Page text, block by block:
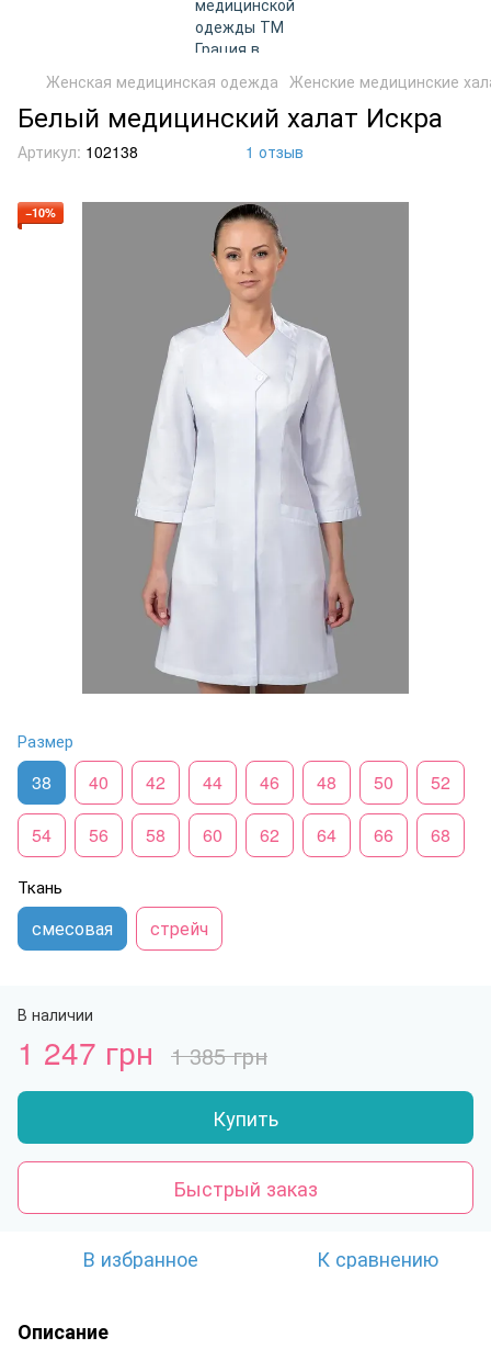
Женская медицинская одежда Женские медицинские
Белый медицинский халат Искра
Артикул: 102138 1 отзыв
−10%
Размер
38 40 42 44 46 48 50 52
54 56 58 60 62 64 66 68
Ткань
смесовая стрейч
В наличии
1 247 грн 1 385 грн
Купить
Быстрый заказ
В избранное К сравнению
Описание